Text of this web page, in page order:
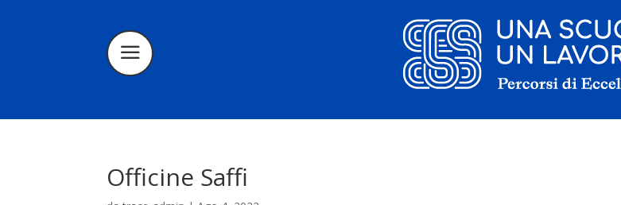
Officine Saffi